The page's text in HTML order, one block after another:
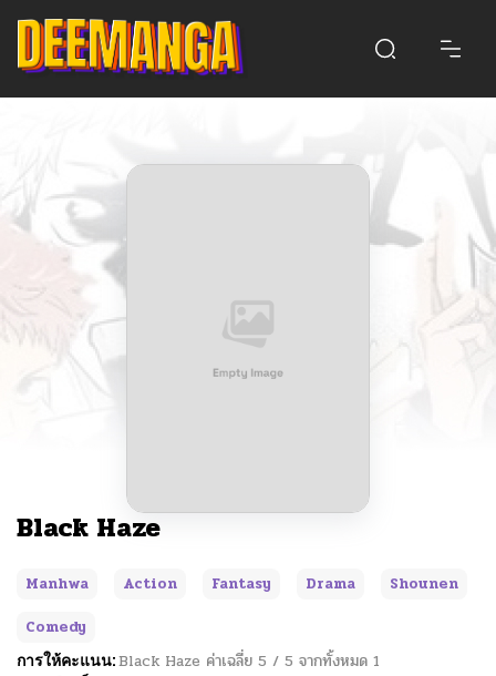
Black Haze
Manhwa Action Fantasy Drama
Shounen
Comedy
การให้คะแนน:Black Haze ค่าเฉลี่ย 5 / 5 จากทั้งหมด 1